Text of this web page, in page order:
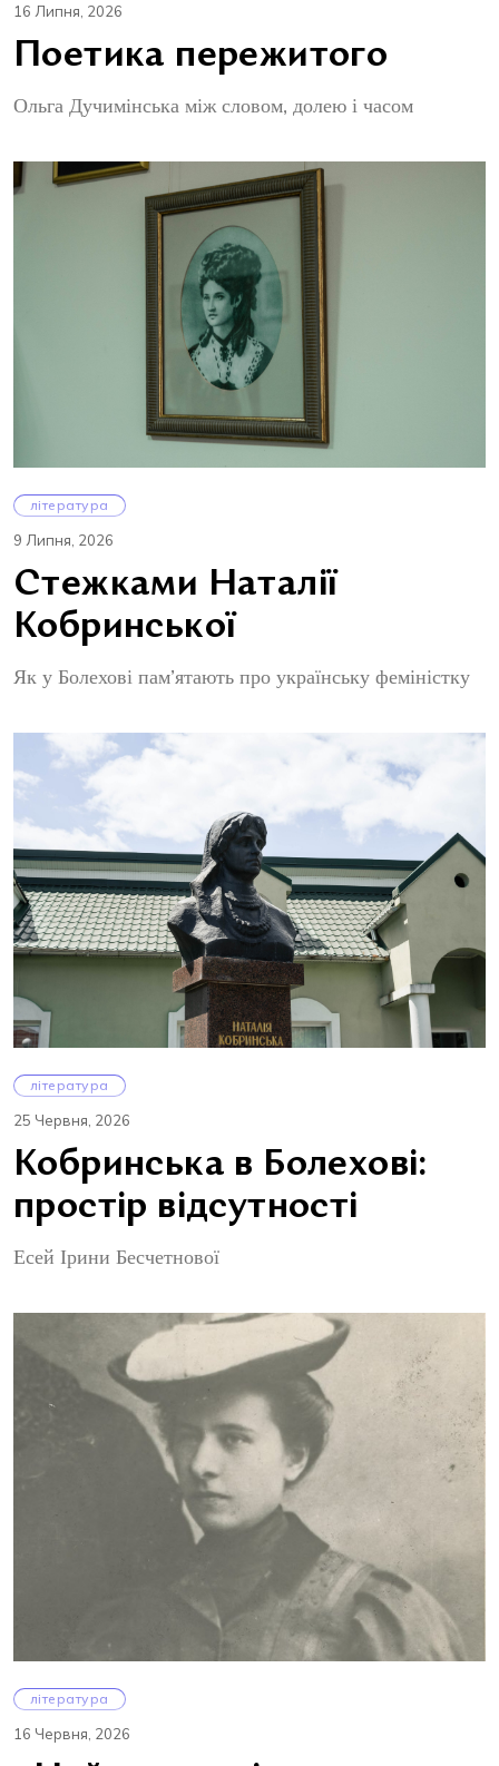
16 Липня, 2026
Поетика пережитого
Ольга Дучимінська між словом, долею і часом
література
9 Липня, 2026
Стежками Наталії
Кобринської
Як у Болехові пам’ятають про українську феміністку
література
25 Червня, 2026
Кобринська в Болехові:
простір відсутності
Есей Ірини Бесчетнової
література
16 Червня, 2026